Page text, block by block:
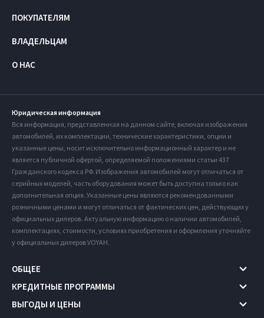
ПОКУПАТЕЛЯМ
ВЛАДЕЛЬЦАМ
О НАС
Юридическая информация
Вся информация, представленная на данном сайте, включая изображения
автомобилей, их комплектации, технические характеристики, опции и
указанные цены, носит исключительно информационный характер и не
является публичной офертой, определяемой положениями статьи 437
Гражданского кодекса РФ. Изображения автомобилей могут отличаться от
серийных моделей, часть оборудования может быть доступна только как
дополнительная опция. Указанные цены являются рекомендованными
розничными ценами и могут отличаться от фактических цен, действующих у
официальных дилеров. Актуальную информацию о наличии автомобилей,
комплектациях, стоимости, условиях приобретения и оформления уточняйте
у официальных дилеров VOYAH.
ОБЩЕЕ
КРЕДИТНЫЕ ПРОГРАММЫ
ВЫГОДЫ И ЦЕНЫ